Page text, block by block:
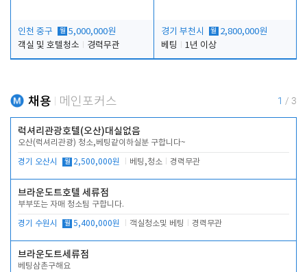
인천 중구 월 5,000,000원
객실 및 호텔청소
경력무관
경기 부천시 월 2,800,000원
베팅
1년 이상
채용 메인포커스 1 / 3
럭셔리관광호텔(오산)대실없음
오산(럭셔리관광) 청소,베팅같이하실분 구합니다~
경기 오산시 월 2,500,000원 베팅,청소 경력무관
브라운도트호텔 세류점
부부또는 자매 청소팀 구합니다.
경기 수원시 월 5,400,000원 객실청소및 베팅 경력무관
브라운도트세류점
베팅삼촌구해요